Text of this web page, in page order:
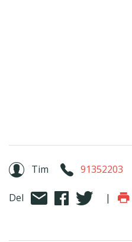
Tim 91352203
Del |